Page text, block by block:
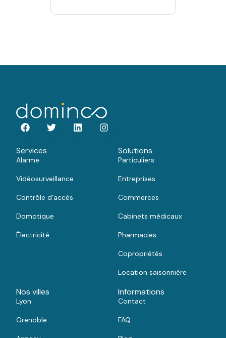
Services
Alarme
Vidéosurveillance
Contrôle d'accès
Domotique
Électricité
Solutions
Particuliers
Entreprises
Commerces
Cabinets médicaux
Pharmacies
Copropriétés
Location saisonnière
Nos villes
Lyon
Grenoble
Informations
Contact
FAQ